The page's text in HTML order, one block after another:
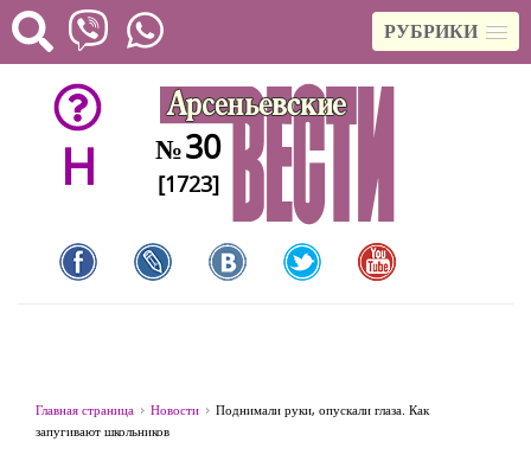
РУБРИКИ
H №30
[1723]
Главная страница Новости
Поднимали руки, опускали глаза. Как
запугивают школьников